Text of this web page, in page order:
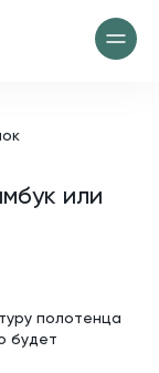
или
полотенца
будет